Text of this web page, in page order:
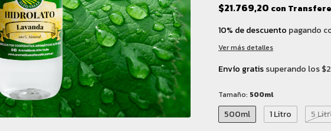
$21.769,20 con
10% de descuento pagando
Ver más detalles
Envío gratissuperando los
Tamaño: 500ml
500ml 1 Litro 5